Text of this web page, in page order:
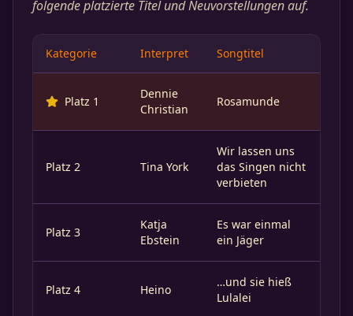
folgende platzierte Titel und Neuvorstellungen auf.
Kategorie Interpret Songtitel
Platz 1
Dennie
Christian
Rosamunde
Platz 2 Tina York
Wir lassen uns
das Singen nicht
verbieten
Platz 3
Katja
Ebstein
Es war einmal
ein Jäger
Platz 4 Heino
…und sie hieß
Lulalei